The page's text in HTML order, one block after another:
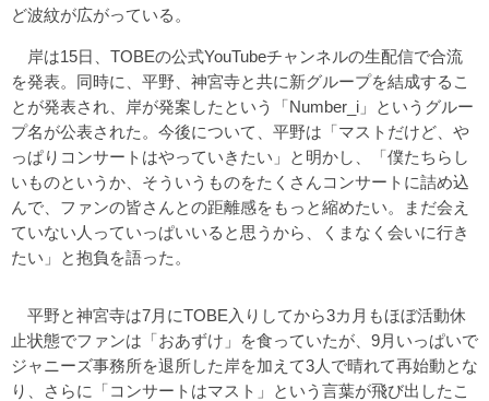
ど波紋が広がっている。
岸は15日、TOBEの公式YouTubeチャンネルの生配信で合流
を発表。同時に、平野、神宮寺と共に新グループを結成するこ
とが発表され、岸が発案したという「Number_i」というグルー
プ名が公表された。今後について、平野は「マストだけど、や
っぱりコンサートはやっていきたい」と明かし、「僕たちらし
いものというか、そういうものをたくさんコンサートに詰め込
んで、ファンの皆さんとの距離感をもっと縮めたい。まだ会え
ていない人っていっぱいいると思うから、くまなく会いに行き
たい」と抱負を語った。
平野と神宮寺は7月にTOBE入りしてから3カ月もほぼ活動休
止状態でファンは「おあずけ」を食っていたが、9月いっぱいで
ジャニーズ事務所を退所した岸を加えて3人で晴れて再始動とな
り、さらに「コンサートはマスト」という言葉が飛び出したこ